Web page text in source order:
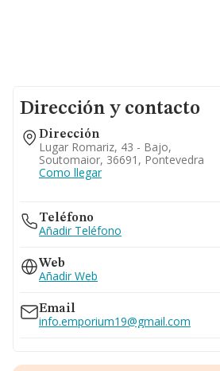
Dirección y contacto
Dirección
Lugar Romariz, 43 - Bajo,
Soutomaior, 36691, Pontevedra
Como llegar
Teléfono
Añadir Teléfono
Web
Añadir Web
Email
info.emporium19@gmail.com